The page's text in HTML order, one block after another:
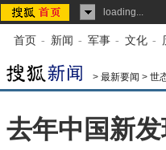
loading...
首页 - 新闻 - 军事 - 文化 -
> 最新要闻 > 世
去年中国新